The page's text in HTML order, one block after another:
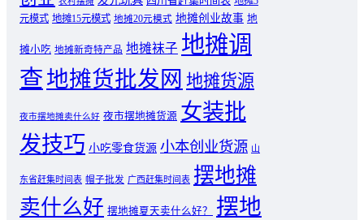
元模式 地摊15元模式 地摊20元模式 地摊创业故事 地
摊小吃 地摊新奇特产品 地摊袜子 地摊调
查地摊货批发网 地摊货源
夜市摆地摊卖什么好 夜市摆地摊货源 女装批
发技巧 小吃零食货源 小本创业货源 山
东省赶集时间表 帽子批发 广西赶集时间表 摆地摊
卖什么好 摆地摊夏天卖什么好？
摆地